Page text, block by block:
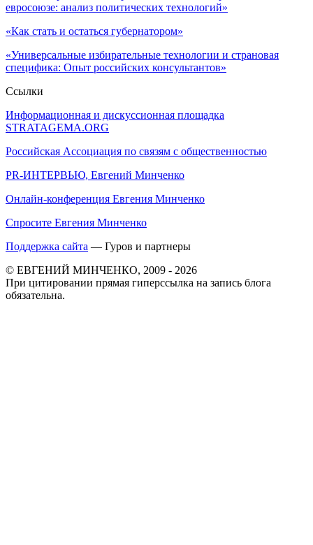
евросоюзе: анализ политических технологий»
«Как стать и остаться губернатором»
«Универсальные избирательные технологии и страновая
специфика: Опыт российских консультантов»
Ссылки
Информационная и дискуссионная площадка
STRATAGEMA.ORG
Российская Ассоциация по связям с общественностью
PR-ИНТЕРВЬЮ, Евгений Минченко
Онлайн-конференция Евгения Минченко
Спросите Евгения Минченко
Поддержка сайта — Гуров и партнеры
© ЕВГЕНИЙ МИНЧЕНКО, 2009 - 2026
При цитировании прямая гиперссылка на запись блога
обязательна.